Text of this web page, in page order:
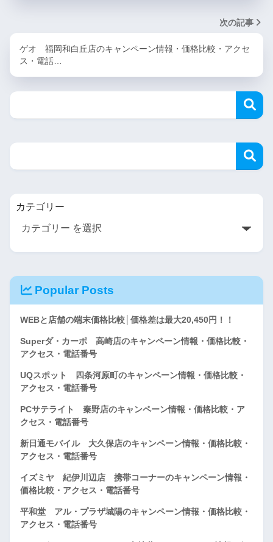
次の記事
ゲオ 福岡和白丘店のキャンペーン情報・価格比較・アクセ
ス・電話…
カテゴリー
Popular Posts
WEBと店舗の端末価格比較│価格差は最大20,450円！！
Superダ・カーポ 高崎店のキャンペーン情報・価格比較・
アクセス・電話番号
UQスポット 四条河原町のキャンペーン情報・価格比較・
アクセス・電話番号
PCサテライト 秦野店のキャンペーン情報・価格比較・ア
クセス・電話番号
新日通モバイル 大久保店のキャンペーン情報・価格比較・
アクセス・電話番号
イズミヤ 紀伊川辺店 携帯コーナーのキャンペーン情報・
価格比較・アクセス・電話番号
平和堂 アル・プラザ城陽のキャンペーン情報・価格比較・
アクセス・電話番号